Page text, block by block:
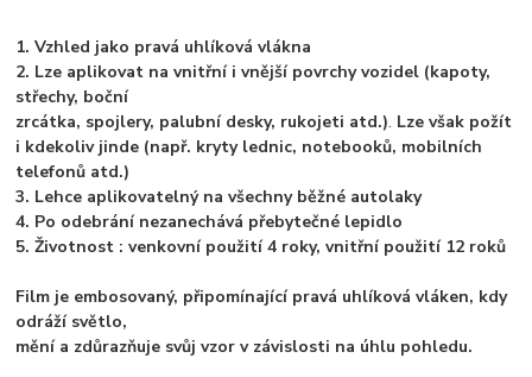
1. Vzhled jako pravá uhlíková vlákna
2. Lze aplikovat na vnitřní i vnější povrchy vozidel (kapoty,
střechy, boční
zrcátka, spojlery, palubní desky, rukojeti atd.). Lze však požít
i kdekoliv jinde (např. kryty lednic, notebooků, mobilních
telefonů atd.)
3. Lehce aplikovatelný na všechny běžné autolaky
4. Po odebrání nezanechává přebytečné lepidlo
5. Životnost : venkovní použití 4 roky, vnitřní použití 12 roků
Film je embosovaný, připomínající pravá uhlíková vláken, kdy
odráží světlo,
mění a zdůrazňuje svůj vzor v závislosti na úhlu pohledu.